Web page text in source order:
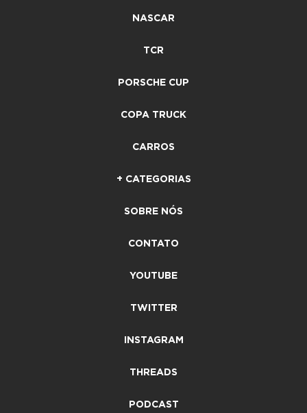
NASCAR
TCR
PORSCHE CUP
COPA TRUCK
CARROS
+ CATEGORIAS
SOBRE NÓS
CONTATO
YOUTUBE
TWITTER
INSTAGRAM
THREADS
PODCAST